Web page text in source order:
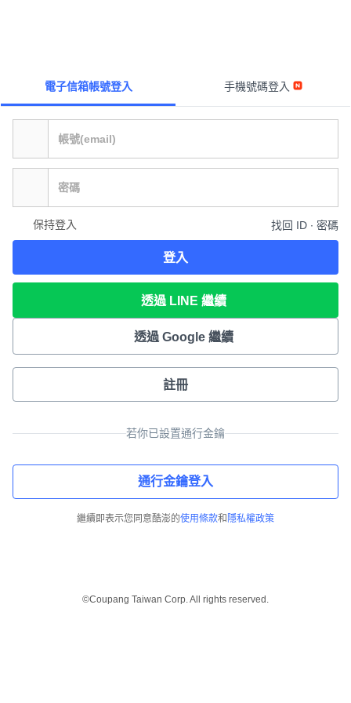
電子信箱帳號登入 手機號碼登入
保持登入 找回 ID ∙ 密碼
登入
透過 LINE 繼續
透過 Google 繼續
註冊
若你已設置通行金鑰
通行金鑰登入
繼續即表示您同意酷澎的使用條款和 隱私權政策
©Coupang Taiwan Corp. All rights reserved.